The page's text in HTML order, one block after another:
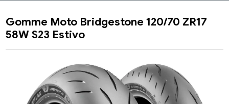
Gomme Moto Bridgestone 120/70 ZR17
58W S23 Estivo